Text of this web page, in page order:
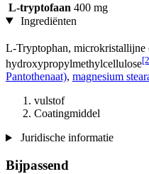
L-tryptofaan 400 mg
Ingrediënten
L-Tryptophan, microkristallijne
hydroxypropylmethylcellulose
Pantothenaat), magnesium
vulstof
Coatingmiddel
Juridische informatie
Bijpassend